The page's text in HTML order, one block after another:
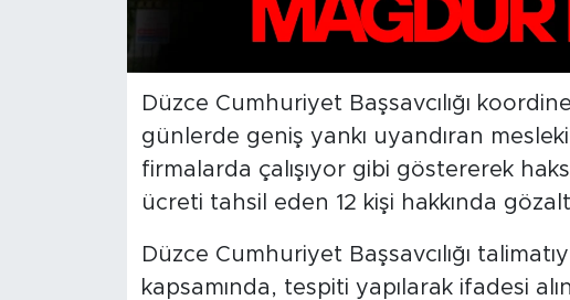
Düzce Cumhuriyet Başsavcılığı
günlerde geniş yankı uyandıran
firmalarda çalışıyor gibi göstererek
ücreti tahsil eden 12 kişi hakkında
Düzce Cumhuriyet Başsavcılığı
kapsamında, tespiti yapılarak ifadesi